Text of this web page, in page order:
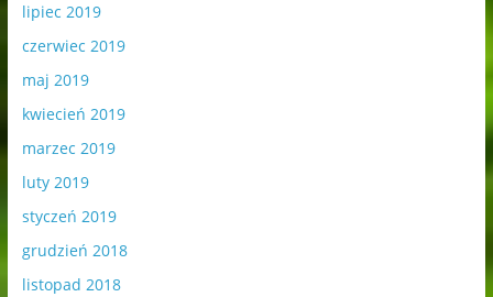
lipiec 2019
czerwiec 2019
maj 2019
kwiecień 2019
marzec 2019
luty 2019
styczeń 2019
grudzień 2018
listopad 2018